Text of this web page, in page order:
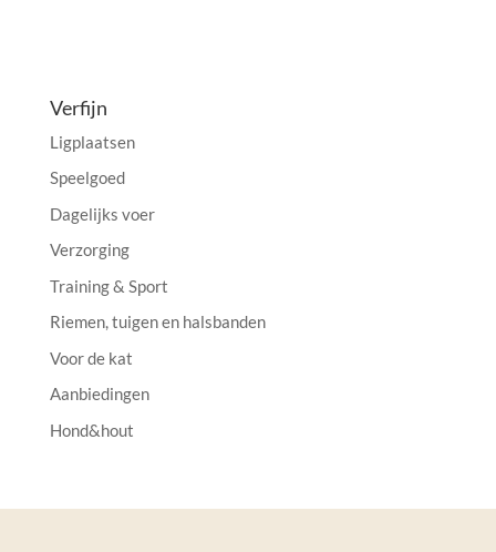
r
n
a
v
e
:
Verfijn
Ligplaatsen
Speelgoed
Dagelijks voer
Verzorging
Training & Sport
Riemen, tuigen en halsbanden
Voor de kat
Aanbiedingen
Hond&hout